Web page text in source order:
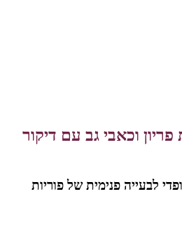
וכאבי גב עם דיקור
לבעייה פנימית של פוריות